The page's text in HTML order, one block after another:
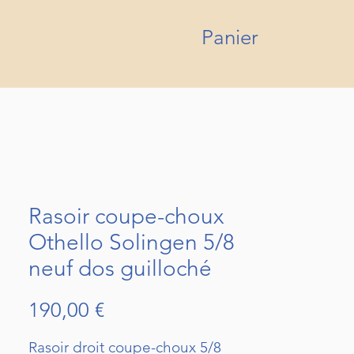
Panier
Rasoir coupe-choux
Othello Solingen 5/8
neuf dos guilloché
190,00 €Prix
Rasoir droit coupe-choux 5/8